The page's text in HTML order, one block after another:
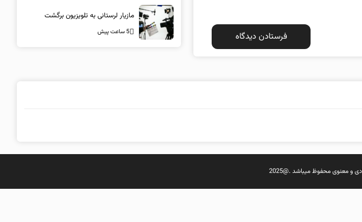
مازیار لرستانی به تلویزیون برگشت
5 ساعت پیش
و معنوی محفوظ میباشد .@2025